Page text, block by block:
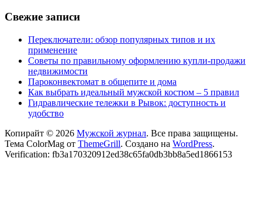
Свежие записи
Переключатели: обзор популярных типов и их
применение
Советы по правильному оформлению купли-продажи
недвижимости
Пароконвектомат в общепите и дома
Как выбрать идеальный мужской костюм – 5 правил
Гидравлические тележки в Рывок: доступность и
удобство
Копирайт © 2026 Мужской журнал. Все права защищены.
Тема ColorMag от ThemeGrill. Создано на WordPress.
Verification: fb3a170320912ed38c65fa0db3bb8a5ed1866153